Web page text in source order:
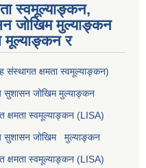
स्वमूल्याङ्कन,
जोखिम मुल्याङ्कन
मूल्याङ्कन र
क्षमता स्वमूल्याङ्कन)
सुशासन जोखिम मुल्याङ्कन
स्वमूल्याङ्कन (LISA)
सुशासन जोखिम मुल्याङ्कन
स्वमूल्याङ्कन (LISA)